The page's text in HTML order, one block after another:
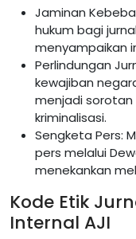
Jaminan
hukum bagi
menyampaikan
Perlindungan
kewajiban
menjadi sorotan
kriminalisasi.
Sengketa Pers:
pers melalui
menekankan
Kode Etik
Internal AJI